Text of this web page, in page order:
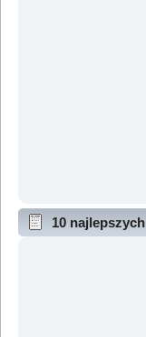
10 najlepszych